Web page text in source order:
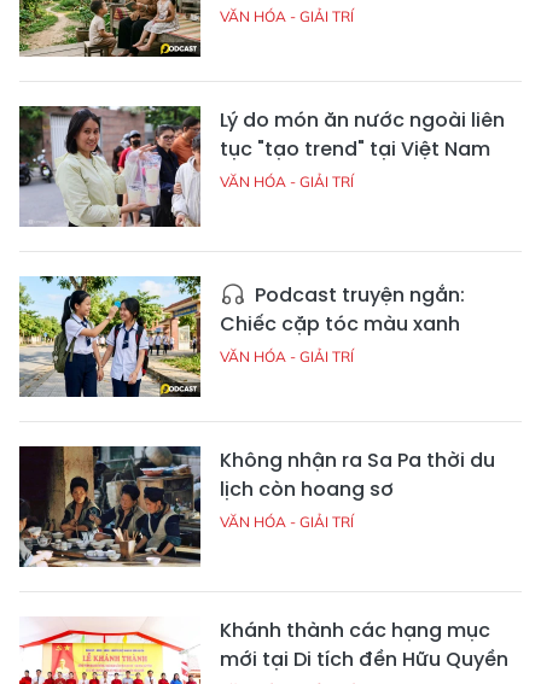
VĂN HÓA - GIẢI TRÍ
Lý do món ăn nước ngoài liên
tục "tạo trend" tại Việt Nam
VĂN HÓA - GIẢI TRÍ
Podcast truyện ngắn:
Chiếc cặp tóc màu xanh
VĂN HÓA - GIẢI TRÍ
Không nhận ra Sa Pa thời du
lịch còn hoang sơ
VĂN HÓA - GIẢI TRÍ
Khánh thành các hạng mục
mới tại Di tích đền Hữu Quyền